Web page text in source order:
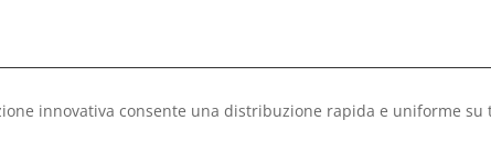
innovativa consente una distribuzione rapida e uniforme